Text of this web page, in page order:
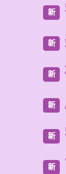
新
新
新
新
新
新